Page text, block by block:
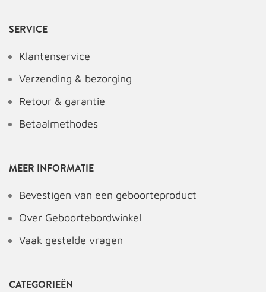
SERVICE
Klantenservice
Verzending & bezorging
Retour & garantie
Betaalmethodes
MEER INFORMATIE
Bevestigen van een geboorteproduct
Over Geboortebordwinkel
Vaak gestelde vragen
CATEGORIEËN